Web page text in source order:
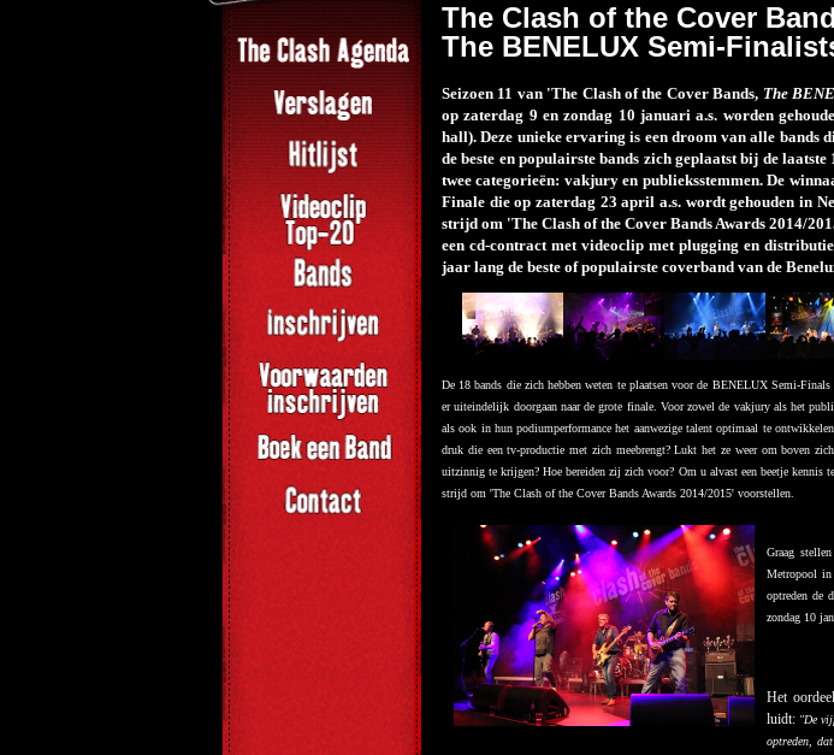
The Clash of the Cover
The BENELUX Semi-
Seizoen 11 van 'The Clash of the Cover Bands, The
op zaterdag 9 en zondag 10 januari a.s. worden
hall). Deze unieke ervaring is een droom van alle bands
de beste en populairste bands zich geplaatst bij de
twee categorieën: vakjury en publieksstemmen. De
Finale die op zaterdag 23 april a.s. wordt gehouden in
strijd om 'The Clash of the Cover Bands Awards 2014/
een cd-contract met videoclip met plugging en
jaar lang de beste of populairste coverband van de
De 18 bands die zich hebben weten te plaatsen voor de BENELUX Semi-
er uiteindelijk doorgaan naar de grote finale. Voor zowel de vakjury als het
als ook in hun podiumperformance het aanwezige talent optimaal te
druk die een tv-productie met zich meebrengt? Lukt het ze weer om boven
uitzinnig te krijgen? Hoe bereiden zij zich voor? Om u alvast een beetje kennis
strijd om 'The Clash of the Cover Bands Awards 2014/2015' voorstellen.
Graag
Metropool in
optreden de
zondag 10
Het
luidt: "De
optreden,